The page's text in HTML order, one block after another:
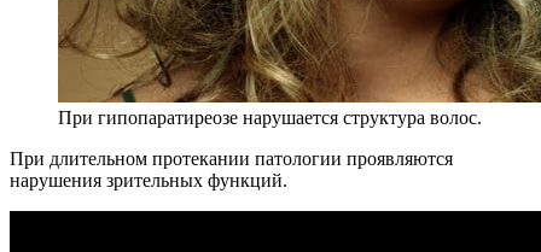
При гипопаратиреозе нарушается структура волос.
При длительном протекании патологии проявляются
нарушения зрительных функций.